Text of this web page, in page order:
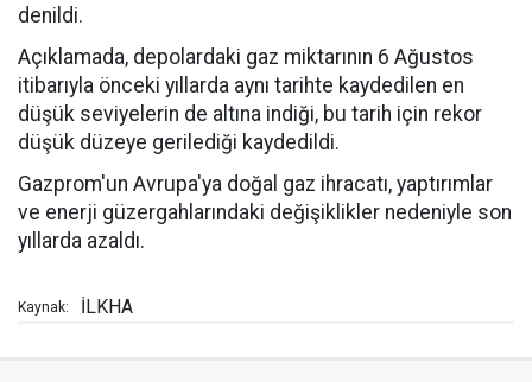
denildi.
Açıklamada, depolardaki gaz miktarının 6 Ağustos
itibarıyla önceki yıllarda aynı tarihte kaydedilen en
düşük seviyelerin de altına indiği, bu tarih için rekor
düşük düzeye gerilediği kaydedildi.
Gazprom'un Avrupa'ya doğal gaz ihracatı, yaptırımlar
ve enerji güzergahlarındaki değişiklikler nedeniyle son
yıllarda azaldı.
Kaynak: İLKHA